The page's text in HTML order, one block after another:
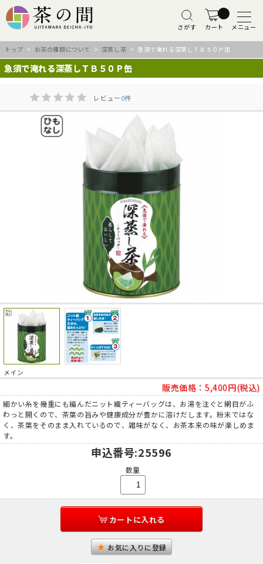
さがす カート メニュー
トップ > お茶の種類について > 深蒸し茶 > 急須で淹れる深蒸しＴＢ５０Ｐ缶
急須で淹れる深蒸しＴＢ５０Ｐ缶
レビュー0件
メイン
販売価格： 5,400円(税込)
細かい糸を幾重にも編んだニット織ティーバッグは、お湯を注ぐと網目がふ
わっと開くので、茶葉の旨みや健康成分が豊かに溶けだします。粉末ではな
く、茶葉をそのまま入れているので、雑味がなく、お茶本来の味が楽しめま
す。
申込番号:25596
数量
カートに入れる
お気に入りに登録